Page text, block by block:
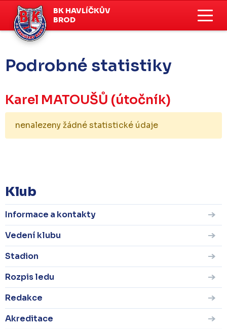
BK HAVLÍČKŮV
BROD
Podrobné statistiky
Karel MATOUŠŮ (útočník)
nenalezeny žádné statistické údaje
Klub
Informace a kontakty
Vedení klubu
Stadion
Rozpis ledu
Redakce
Akreditace